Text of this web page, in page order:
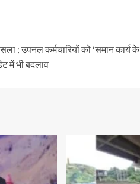
: उपनल कर्मचारियों को ‘समान कार्य के
में भी बदलाव